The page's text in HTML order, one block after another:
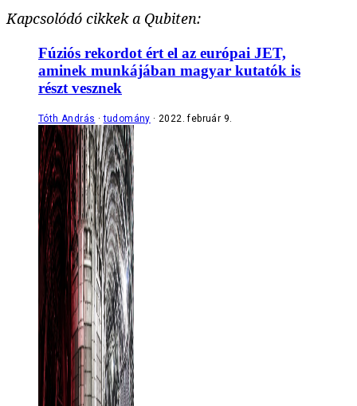
Kapcsolódó cikkek a Qubiten:
Fúziós rekordot ért el az európai JET,
aminek munkájában magyar kutatók is
részt vesznek
Tóth András tudomány 2022. február 9.